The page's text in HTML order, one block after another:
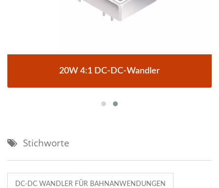
20W 4:1 DC-DC-Wandler
Stichworte
DC-DC WANDLER FÜR BAHNANWENDUNGEN